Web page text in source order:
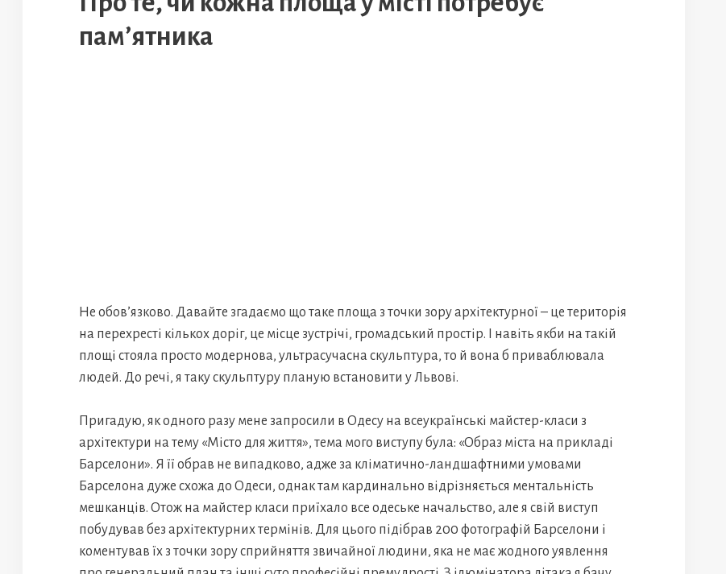
пам’ятника
Не обов’язково. Давайте згадаємо що таке площа з точки зору архітектурної – це територія
на перехресті кількох доріг, це місце зустрічі, громадський простір. І навіть якби на такій
площі стояла просто модернова, ультрасучасна скульптура, то й вона б приваблювала
людей. До речі, я таку скульптуру планую встановити у Львові.
Пригадую, як одного разу мене запросили в Одесу на всеукраїнські майстер-класи з
архітектури на тему «Місто для життя», тема мого виступу була: «Образ міста на прикладі
Барселони». Я її обрав не випадково, адже за кліматично-ландшафтними умовами
Барселона дуже схожа до Одеси, однак там кардинально відрізняється ментальність
мешканців. Отож на майстер класи приїхало все одеське начальство, але я свій виступ
побудував без архітектурних термінів. Для цього підібрав 200 фотографій Барселони і
коментував їх з точки зору сприйняття звичайної людини, яка не має жодного уявлення